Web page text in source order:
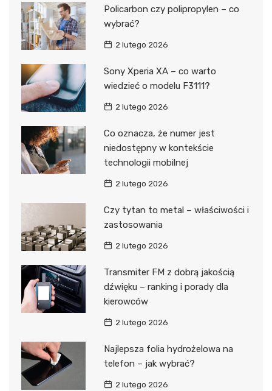
Policarbon czy polipropylen – co
wybrać?
2 lutego 2026
Sony Xperia XA – co warto
wiedzieć o modelu F3111?
2 lutego 2026
Co oznacza, że numer jest
niedostępny w kontekście
technologii mobilnej
2 lutego 2026
Czy tytan to metal – właściwości i
zastosowania
2 lutego 2026
Transmiter FM z dobrą jakością
dźwięku – ranking i porady dla
kierowców
2 lutego 2026
Najlepsza folia hydrożelowa na
telefon – jak wybrać?
2 lutego 2026